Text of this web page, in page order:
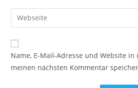
Name, E-Mail-Adresse und Website
meinen nächsten Kommentar